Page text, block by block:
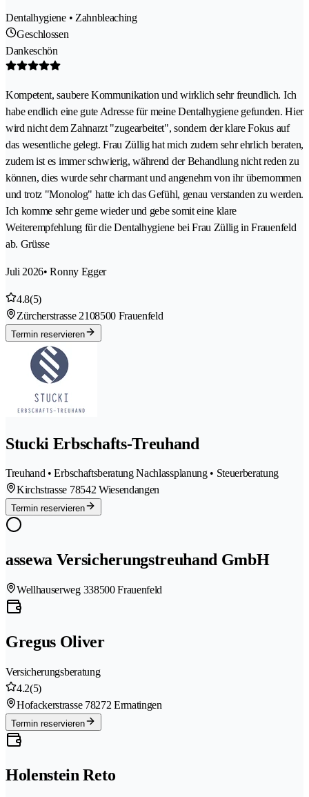
Dentalhygiene • Zahnbleaching
Geschlossen
Dankeschön
Kompetent, saubere Kommunikation und wirklich sehr freundlich. Ich
habe endlich eine gute Adresse für meine Dentalhygiene gefunden. Hier
wird nicht dem Zahnarzt "zugearbeitet", sondern der klare Fokus auf
das wesentliche gelegt. Frau Züllig hat mich zudem sehr ehrlich beraten,
zudem ist es immer schwierig, während der Behandlung nicht reden zu
können, dies wurde sehr charmant und angenehm von ihr übernommen
und trotz "Monolog" hatte ich das Gefühl, genau verstanden zu werden.
Ich komme sehr gerne wieder und gebe somit eine klare
Weiterempfehlung für die Dentalhygiene bei Frau Züllig in Frauenfeld
ab. Grüsse
Juli 2026• Ronny Egger
4.8(5)
Zürcherstrasse 2108500 Frauenfeld
Termin reservieren
Stucki Erbschafts-Treuhand
Treuhand • Erbschaftsberatung Nachlassplanung • Steuerberatung
Kirchstrasse 78542 Wiesendangen
Termin reservieren
assewa Versicherungstreuhand GmbH
Wellhauserweg 338500 Frauenfeld
Gregus Oliver
Versicherungsberatung
4.2(5)
Hofackerstrasse 78272 Ermatingen
Termin reservieren
Holenstein Reto